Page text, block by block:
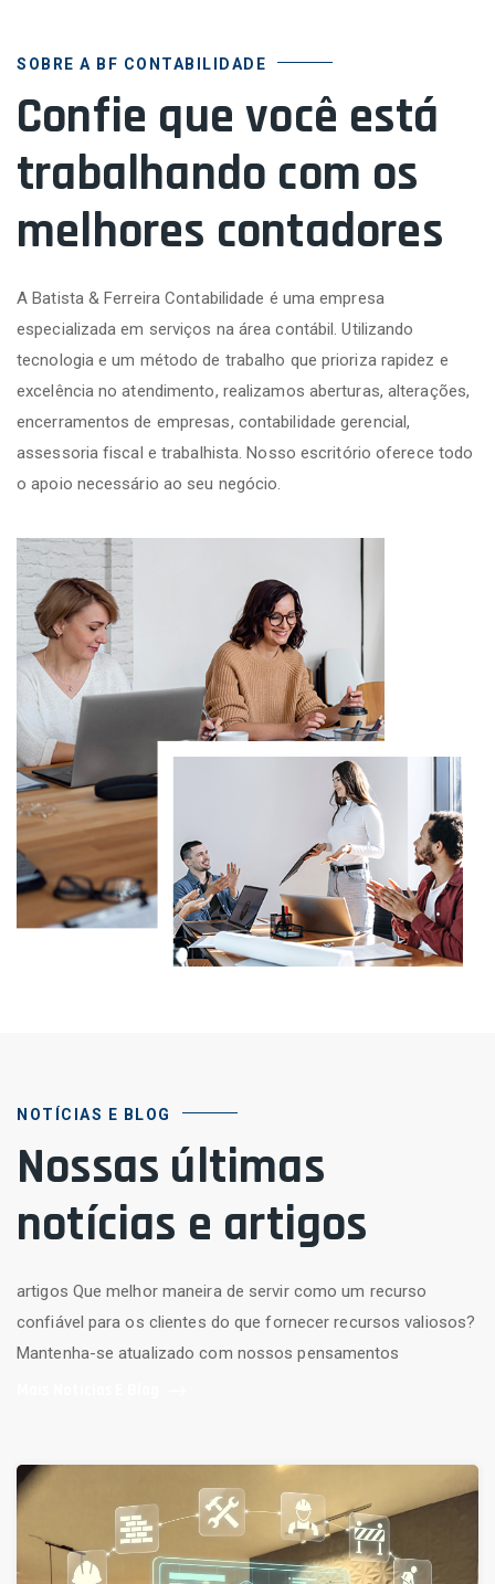
SOBRE A BF CONTABILIDADE
Confie que você está
trabalhando com os
melhores contadores
A Batista & Ferreira Contabilidade é uma empresa
especializada em serviços na área contábil. Utilizando
tecnologia e um método de trabalho que prioriza rapidez e
excelência no atendimento, realizamos aberturas, alterações,
encerramentos de empresas, contabilidade gerencial,
assessoria fiscal e trabalhista. Nosso escritório oferece todo
o apoio necessário ao seu negócio.
NOTÍCIAS E BLOG
Nossas últimas
notícias e artigos
artigos Que melhor maneira de servir como um recurso
confiável para os clientes do que fornecer recursos valiosos?
Mantenha-se atualizado com nossos pensamentos